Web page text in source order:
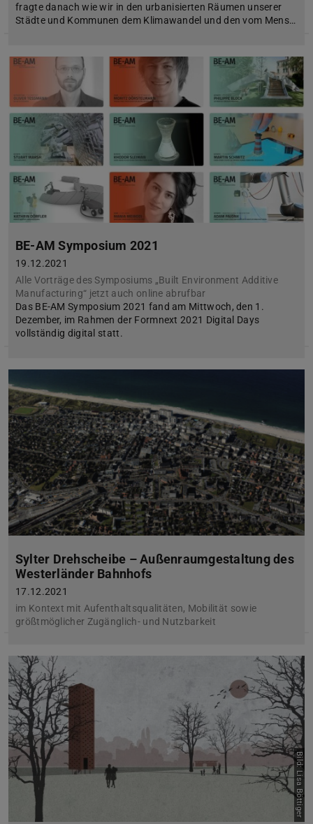
fragte danach wie wir in den urbanisierten Räumen unserer
Städte und Kommunen dem Klimawandel und den vom Mens…
BE-AM Symposium 2021
19.12.2021
Alle Vorträge des Symposiums „Built Environment Additive
Manufacturing“ jetzt auch online abrufbar
Das BE-AM Symposium 2021 fand am Mittwoch, den 1.
Dezember, im Rahmen der Formnext 2021 Digital Days
vollständig digital statt.
Sylter Drehscheibe – Außenraumgestaltung des
Westerländer Bahnhofs
17.12.2021
im Kontext mit Aufenthaltsqualitäten, Mobilität sowie
größtmöglicher Zugänglich- und Nutzbarkeit
Bild: Lisa Böttiger